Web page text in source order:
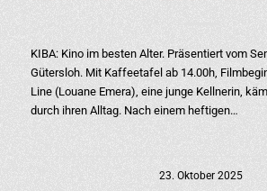
KIBA: Kino im besten Alter. Präsentiert vom
Gütersloh. Mit Kaffeetafel ab 14.00h,
Line (Louane Emera), eine junge Kellnerin,
durch ihren Alltag. Nach einem heftigen…
23. Oktober 2025